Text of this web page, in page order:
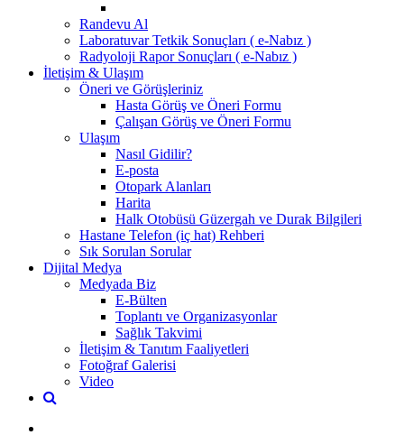
Randevu Al
Laboratuvar Tetkik Sonuçları ( e-Nabız )
Radyoloji Rapor Sonuçları ( e-Nabız )
İletişim & Ulaşım
Öneri ve Görüşleriniz
Hasta Görüş ve Öneri Formu
Çalışan Görüş ve Öneri Formu
Ulaşım
Nasıl Gidilir?
E-posta
Otopark Alanları
Harita
Halk Otobüsü Güzergah ve Durak Bilgileri
Hastane Telefon (iç hat) Rehberi
Sık Sorulan Sorular
Dijital Medya
Medyada Biz
E-Bülten
Toplantı ve Organizasyonlar
Sağlık Takvimi
İletişim & Tanıtım Faaliyetleri
Fotoğraf Galerisi
Video